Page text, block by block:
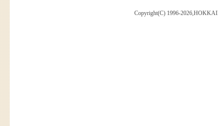
Copyright(C) 1996-